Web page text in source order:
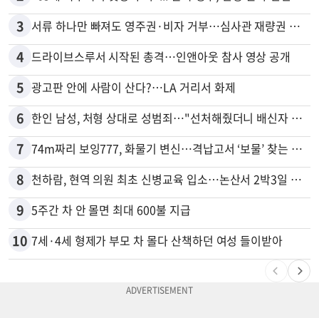
3 서류 하나만 빠져도 영주권·비자 거부…심사관 재량권 대폭 확대
4 드라이브스루서 시작된 총격…인앤아웃 참사 영상 공개
5 광고판 안에 사람이 산다?…LA 거리서 화제
6 한인 남성, 처형 상대로 성범죄…"선처해줬더니 배신자 취급"
7 74m짜리 보잉777, 화물기 변신…격납고서 ‘보물’ 찾는 인천공항
8 천하람, 현역 의원 최초 신병교육 입소…논산서 2박3일 생활
9 5주간 차 안 몰면 최대 600불 지급
10 7세·4세 형제가 부모 차 몰다 산책하던 여성 들이받아